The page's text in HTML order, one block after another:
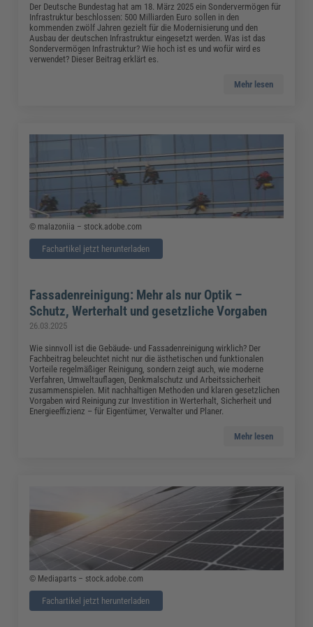
Der Deutsche Bundestag hat am 18. März 2025 ein Sondervermögen für
Infrastruktur beschlossen: 500 Milliarden Euro sollen in den
kommenden zwölf Jahren gezielt für die Modernisierung und den
Ausbau der deutschen Infrastruktur eingesetzt werden. Was ist das
Sondervermögen Infrastruktur? Wie hoch ist es und wofür wird es
verwendet? Dieser Beitrag erklärt es.
Mehr lesen
© malazoniia – stock.adobe.com
Fachartikel jetzt herunterladen
Fassadenreinigung: Mehr als nur Optik –
Schutz, Werterhalt und gesetzliche Vorgaben
26.03.2025
Wie sinnvoll ist die Gebäude- und Fassadenreinigung wirklich? Der
Fachbeitrag beleuchtet nicht nur die ästhetischen und funktionalen
Vorteile regelmäßiger Reinigung, sondern zeigt auch, wie moderne
Verfahren, Umweltauflagen, Denkmalschutz und Arbeitssicherheit
zusammenspielen. Mit nachhaltigen Methoden und klaren gesetzlichen
Vorgaben wird Reinigung zur Investition in Werterhalt, Sicherheit und
Energieeffizienz – für Eigentümer, Verwalter und Planer.
Mehr lesen
© Mediaparts – stock.adobe.com
Fachartikel jetzt herunterladen